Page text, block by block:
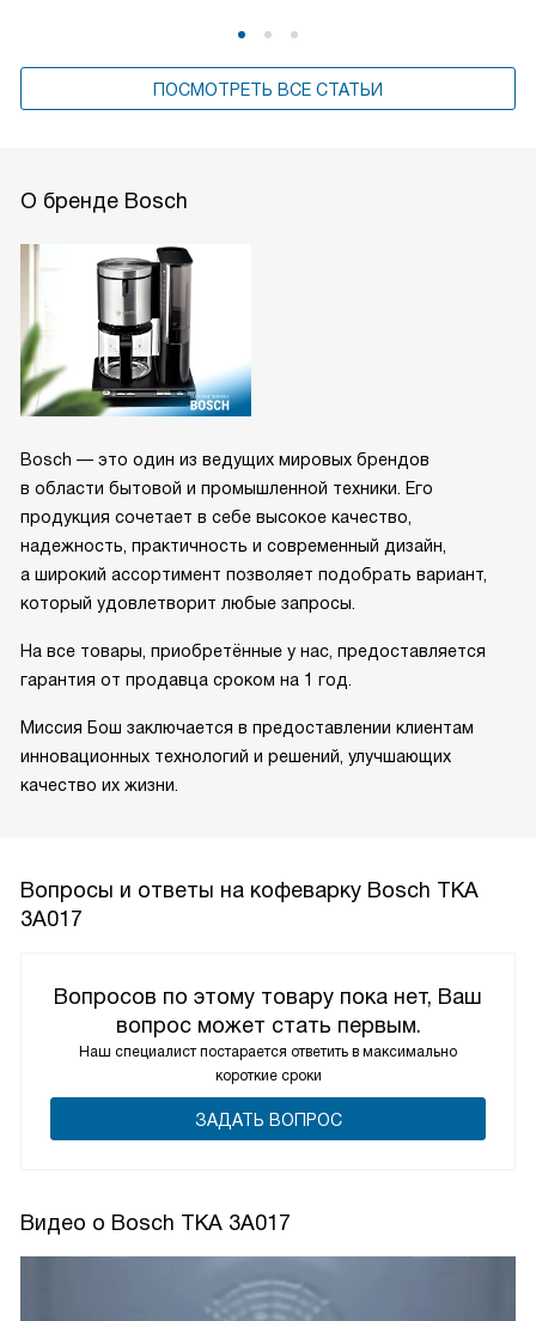
ПОСМОТРЕТЬ ВСЕ СТАТЬИ
О бренде Bosch
Bosch — это один из ведущих мировых брендов
в области бытовой и промышленной техники. Его
продукция сочетает в себе высокое качество,
надежность, практичность и современный дизайн,
а широкий ассортимент позволяет подобрать вариант,
который удовлетворит любые запросы.
На все товары, приобретённые у нас, предоставляется
гарантия от продавца сроком на 1 год.
Миссия Бош заключается в предоставлении клиентам
инновационных технологий и решений, улучшающих
качество их жизни.
Вопросы и ответы на кофеварку Bosch TKA
3A017
Вопросов по этому товару пока нет, Ваш
вопрос может стать первым.
Наш специалист постарается ответить в максимально
короткие сроки
ЗАДАТЬ ВОПРОС
Видео о Bosch TKA 3A017